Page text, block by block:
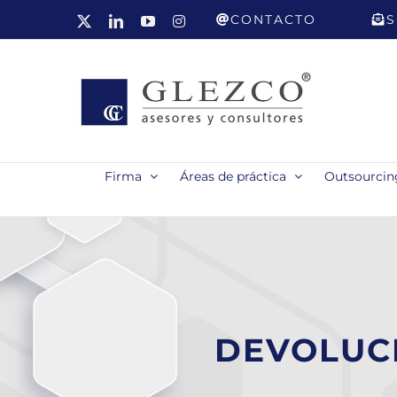
LinkedInYouTubeInstagramCONTACTO
Firma Áreas de práctica